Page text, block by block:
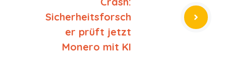
Sicherheitsforsch
er prüft jetzt
Monero mit KI